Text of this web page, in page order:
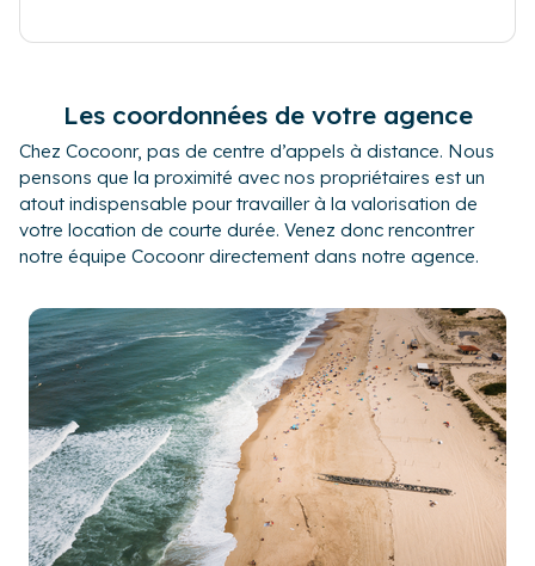
Les coordonnées de votre agence
Chez Cocoonr, pas de centre d’appels à distance. Nous
pensons que la proximité avec nos propriétaires est un
atout indispensable pour travailler à la valorisation de
votre location de courte durée. Venez donc rencontrer
notre équipe Cocoonr directement dans notre agence.